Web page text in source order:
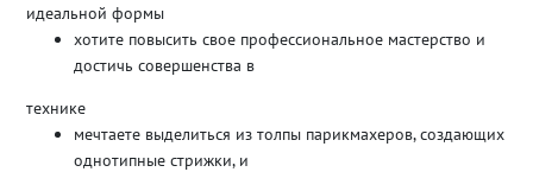
идеальной формы
хотите повысить свое профессиональное мастерство и
достичь совершенства в
технике
мечтаете выделиться из толпы парикмахеров, создающих
однотипные стрижки, и